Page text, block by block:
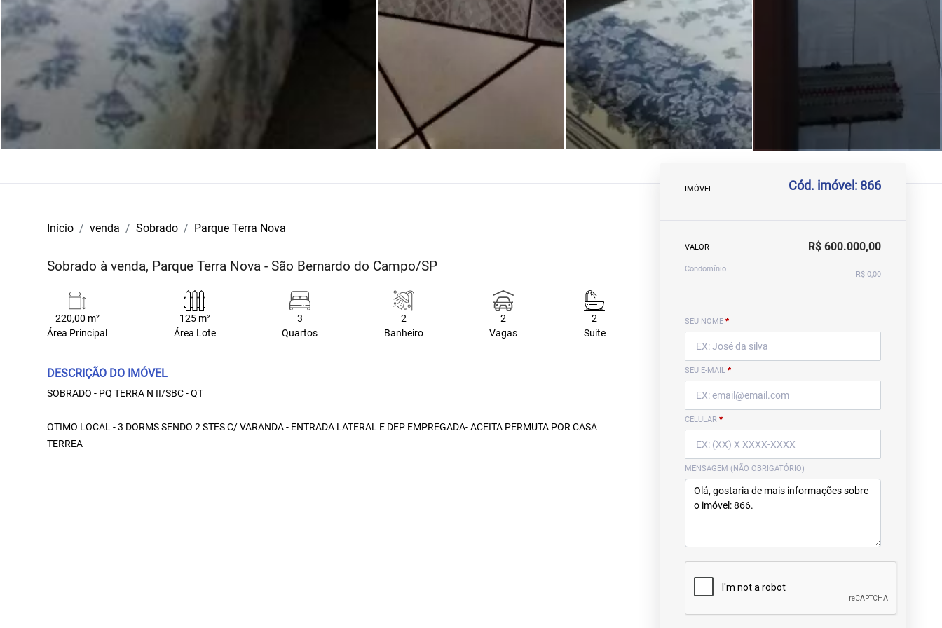
Início venda Sobrado Parque Terra Nova
Sobrado à venda, Parque Terra Nova - São Bernardo do Campo/SP
220,00 m²
Área Principal
125 m²
Área Lote
3
Quartos
2
Banheiro
2
Vagas
2
Suite
DESCRIÇÃO DO IMÓVEL
SOBRADO - PQ TERRA N II/SBC - QT
OTIMO LOCAL - 3 DORMS SENDO 2 STES C/ VARANDA - ENTRADA LATERAL E DEP EMPREGADA- ACEITA PERMUTA POR CASA
TERREA
IMÓVEL Cód. imóvel: 866
VALOR R$ 600.000,00
Condomínio
R$ 0,00
SEU NOME *
SEU E-MAIL *
CELULAR *
MENSAGEM (NÃO OBRIGATÓRIO)